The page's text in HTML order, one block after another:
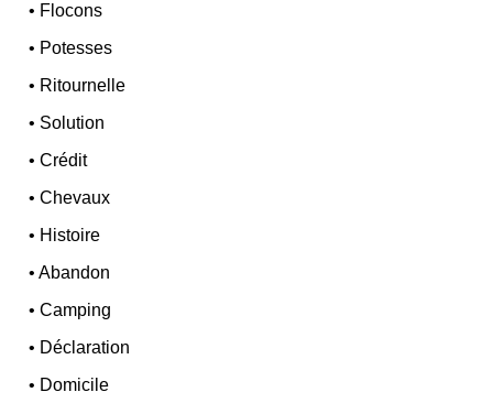
• Flocons
• Potesses
• Ritournelle
• Solution
•Crédit
•Chevaux
• Histoire
•Abandon
•Camping
• Déclaration
• Domicile